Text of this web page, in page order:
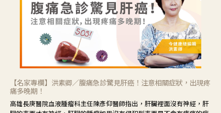
【名家專欄】洪素卿／腹痛急診驚見肝癌！注意相關症狀，出現疼
痛多晚期！
高雄長庚醫院血液腫瘤科主任陳彥仰醫師指出，肝臟裡面沒有神經，肝